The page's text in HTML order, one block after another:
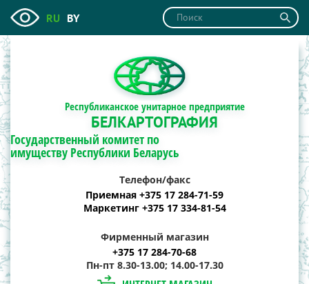
RU BY
Республиканское унитарное предприятие
БЕЛКАРТОГРАФИЯ
Государственный комитет по
имуществу Республики Беларусь
Телефон/факс
Приемная +375 17 284-71-59
Маркетинг +375 17 334-81-54
Фирменный магазин
+375 17 284-70-68
Пн-пт 8.30-13.00; 14.00-17.30